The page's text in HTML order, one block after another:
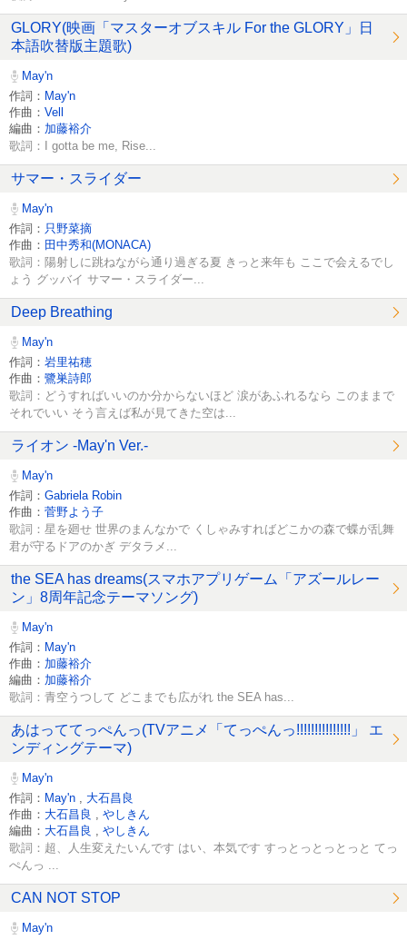
GLORY(映画「マスターオブスキル For the GLORY」日
本語吹替版主題歌)
May'n
作詞： May'n
作曲： Vell
編曲： 加藤裕介
歌詞：I gotta be me, Rise...
サマー・スライダー
May'n
作詞： 只野菜摘
作曲： 田中秀和(MONACA)
歌詞：陽射しに跳ねながら通り過ぎる夏 きっと来年も ここで会えるでし
ょう グッバイ サマー・スライダー...
Deep Breathing
May'n
作詞： 岩里祐穂
作曲： 鷺巣詩郎
歌詞：どうすればいいのか分からないほど 涙があふれるなら このままで
それでいい そう言えば私が見てきた空は...
ライオン -May'n Ver.-
May'n
作詞： Gabriela Robin
作曲： 菅野よう子
歌詞：星を廻せ 世界のまんなかで くしゃみすればどこかの森で蝶が乱舞
君が守るドアのかぎ デタラメ...
the SEA has dreams(スマホアプリゲーム「アズールレー
ン」8周年記念テーマソング)
May'n
作詞： May'n
作曲： 加藤裕介
編曲： 加藤裕介
歌詞：青空うつして どこまでも広がれ the SEA has...
あはっててっぺんっ(TVアニメ「てっぺんっ!!!!!!!!!!!!!!!」 エ
ンディングテーマ)
May'n
作詞： May'n
大石昌良
作曲： 大石昌良
やしきん
編曲： 大石昌良 やしきん
歌詞：超、人生変えたいんです はい、本気です すっとっとっとっと てっ
ぺんっ ...
CAN NOT STOP
May'n